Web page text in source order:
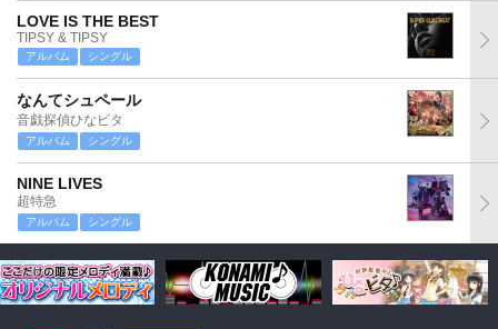
LOVE IS THE BEST
TIPSY & TIPSY
アルバム シングル
なんてシュペール
音戯探偵ひなビタ
アルバム シングル
NINE LIVES
超特急
アルバム シングル